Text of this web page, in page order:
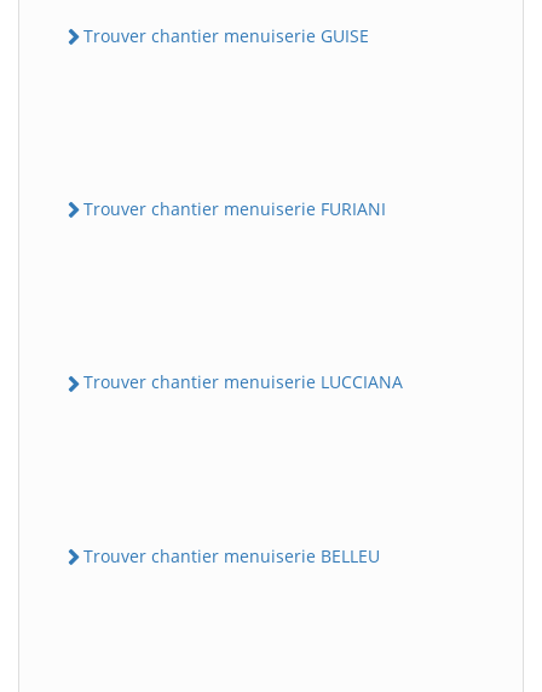
Trouver chantier menuiserie GUISE
Trouver chantier menuiserie FURIANI
Trouver chantier menuiserie LUCCIANA
Trouver chantier menuiserie BELLEU